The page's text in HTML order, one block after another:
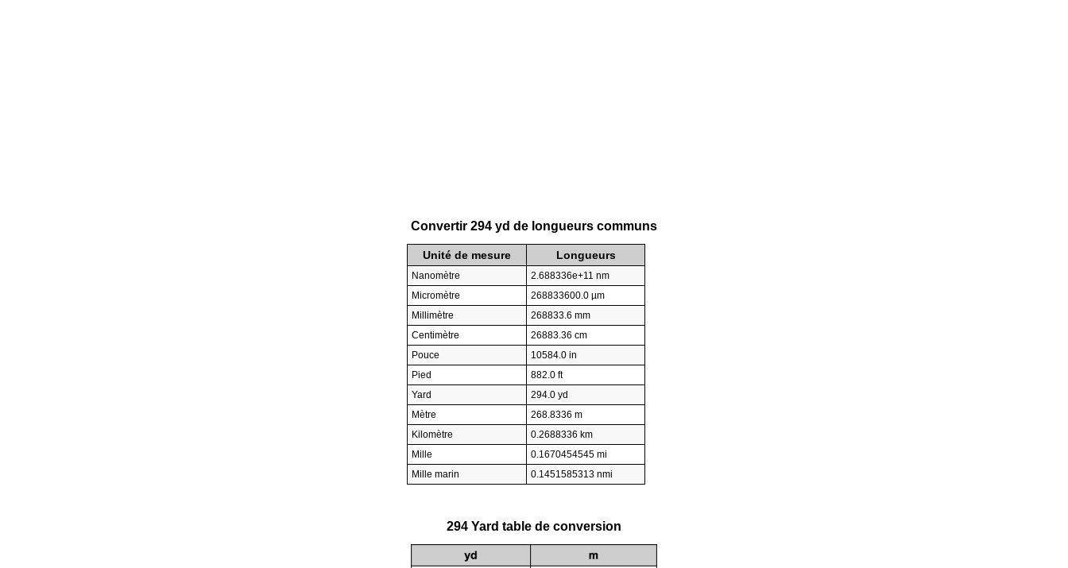
Convertir 294 yd de longueurs communs
Unité de mesure Longueurs
Nanomètre
2.688336e+11 nm
Micromètre
268833600.0 µm
Millimètre
268833.6 mm
Centimètre
26883.36 cm
Pouce
10584.0 in
Pied
882.0 ft
Yard
294.0 yd
Mètre
268.8336 m
Kilomètre
0.2688336 km
Mille
0.1670454545 mi
Mille marin
0.1451585313 nmi
294 Yard table de conversion